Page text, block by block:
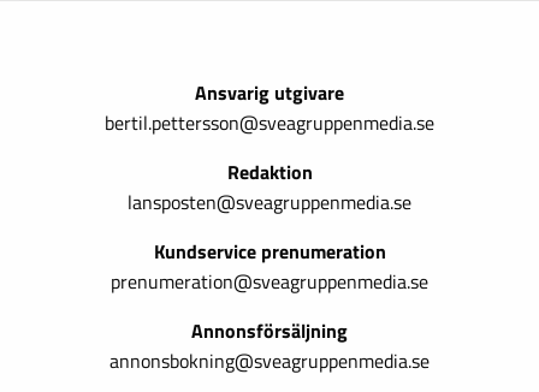
Ansvarig utgivare
bertil.pettersson@sveagruppenmedia.se
Redaktion
lansposten@sveagruppenmedia.se
Kundservice prenumeration
prenumeration@sveagruppenmedia.se
Annonsförsäljning
annonsbokning@sveagruppenmedia.se